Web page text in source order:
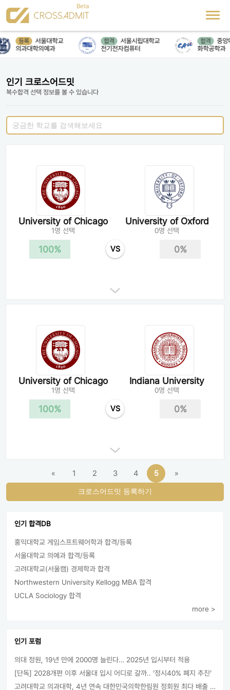
등록
서울대학교
의과대학의예과
합격
서울시립대학교
전기전자컴퓨터
합격
중앙
화학공학과
인기 크로스어드밋
복수합격 선택 정보를 볼 수 있습니다
University of Chicago
1명 선택
University of Oxford
0명 선택
100% VS 0%
University of Chicago
1명 선택
Indiana University
0명 선택
100% VS 0%
« 1 2 3 4 5 »
크로스어드밋 등록하기
인기 합격DB
홍익대학교 게임스프트웨어학과 합격/등록
서울대학교 의예과 합격/등록
고려대학교(서울캠) 경제학과 합격
Northwestern University Kellogg MBA 합격
UCLA Sociology 합격
more >
인기 포럼
의대 정원, 19년 만에 2000명 늘린다… 2025년 입시부터 적용
[단독] 2028개편 이후 서울대 입시 어디로 갈까.. ‘정시40% 폐지 추진’
고려대학교 의과대학, 4년 연속 대한민국의학한림원 정회원 최다 배출 外